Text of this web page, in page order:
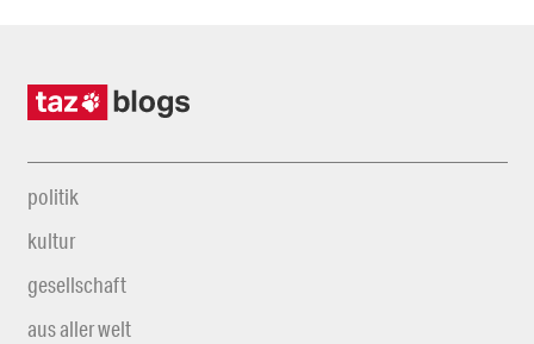
politik
kultur
gesellschaft
aus aller welt